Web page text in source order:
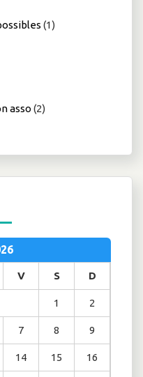
(1)
asso (2)
V S D
1 2
7 8 9
14 15 16